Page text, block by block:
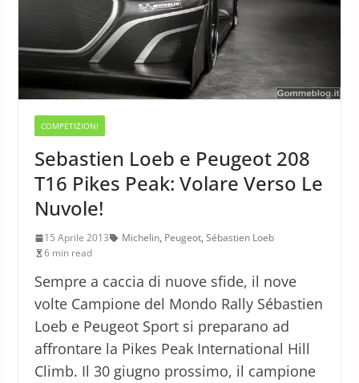
COMPETIZIONI
Sebastien Loeb e Peugeot 208
T16 Pikes Peak: Volare Verso Le
Nuvole!
15 Aprile 2013 Michelin, Peugeot, Sébastien Loeb
6 min read
Sempre a caccia di nuove sfide, il nove
volte Campione del Mondo Rally Sébastien
Loeb e Peugeot Sport si preparano ad
affrontare la Pikes Peak International Hill
Climb. Il 30 giugno prossimo, il campione